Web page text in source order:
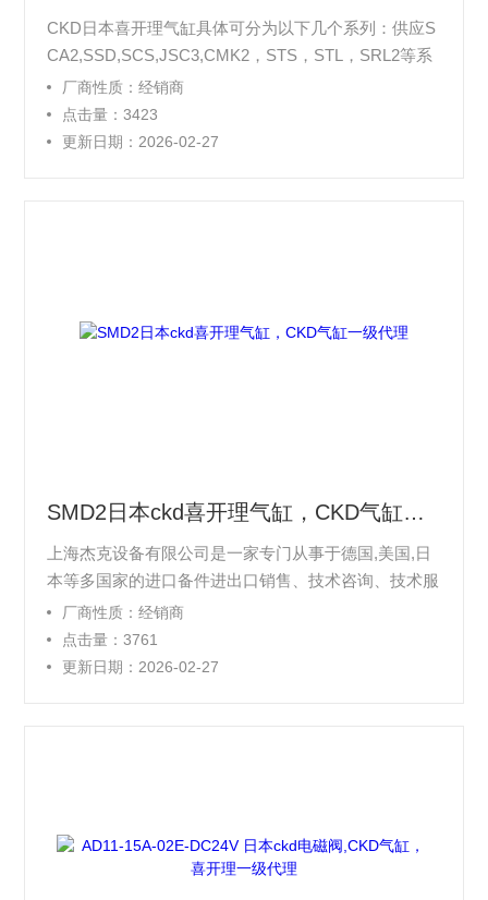
CKD日本喜开理气缸具体可分为以下几个系列：供应S
CA2,SSD,SCS,JSC3,CMK2，STS，STL，SRL2等系
列CKD气缸 1、笔型气缸： 双作用单活塞杆笔型气缸
2、紧固型气缸 3、圆形紧凑气缸。
厂商性质：经销商
点击量：3423
更新日期：2026-02-27
SMD2日本ckd喜开理气缸，CKD气缸一级代理
上海杰克设备有限公司是一家专门从事于德国,美国,日
本等多国家的进口备件进出口销售、技术咨询、技术服
务、自动化设备服务为一体的贸易公司。并与世界较有
名的多家进口产品维护服务提供商建立了紧密的合作关
系，北美、欧洲、亚洲您多能看到我们的身影。我们售
厂商性质：经销商
点击量：3761
更新日期：2026-02-27